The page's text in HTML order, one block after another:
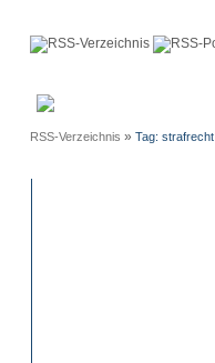
RSS-Verzeichnis » Tag: strafrecht